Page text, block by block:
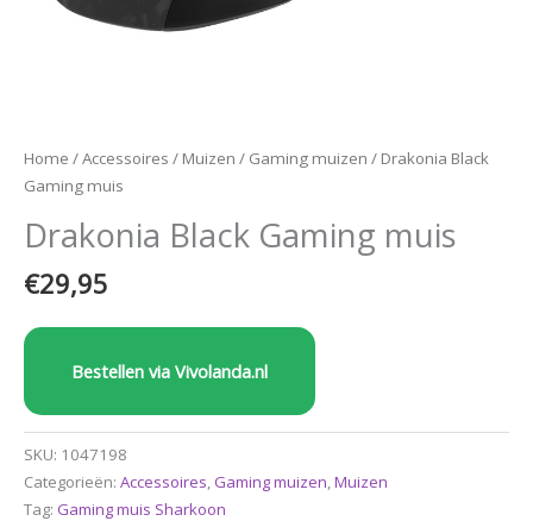
Home /Accessoires / Muizen / Gaming muizen / Drakonia Black
Gaming muis
Drakonia Black Gaming muis
€29,95
Bestellen via Vivolanda.nl
SKU: 1047198
Categorieën: Accessoires, Gaming muizen,Muizen
Tag: Gaming muis Sharkoon